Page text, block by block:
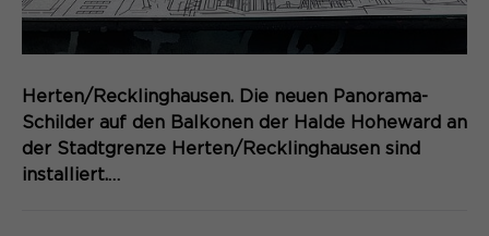
Herten/Recklinghausen. Die neuen Panorama-
Schilder auf den Balkonen der Halde Hoheward an
der Stadtgrenze Herten/Recklinghausen sind
installiert.…